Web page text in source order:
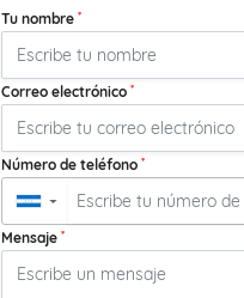
Tu nombre *
Correo electrónico *
Número de teléfono *
▼
Mensaje *